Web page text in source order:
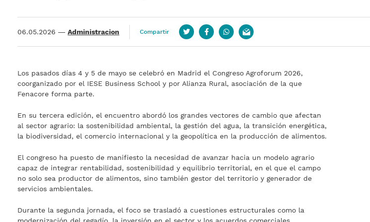
06.05.2026 — Administracion Compartir TwitterFacebookwhatsapp
email
Los pasados días 4 y 5 de mayo se celebró en Madrid el Congreso Agroforum 2026,
coorganizado por el IESE Business School y por Alianza Rural, asociación de la que
Fenacore forma parte.
En su tercera edición, el encuentro abordó los grandes vectores de cambio que afectan
al sector agrario: la sostenibilidad ambiental, la gestión del agua, la transición energética,
la biodiversidad, el comercio internacional y la geopolítica en la producción de alimentos.
El congreso ha puesto de manifiesto la necesidad de avanzar hacia un modelo agrario
capaz de integrar rentabilidad, sostenibilidad y equilibrio territorial, en el que el campo
no solo sea productor de alimentos, sino también gestor del territorio y generador de
servicios ambientales.
Durante la segunda jornada, el foco se trasladó a cuestiones estructurales como la